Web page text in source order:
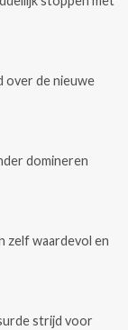
over de nieuwe
domineren
zelf waardevol en
strijd voor